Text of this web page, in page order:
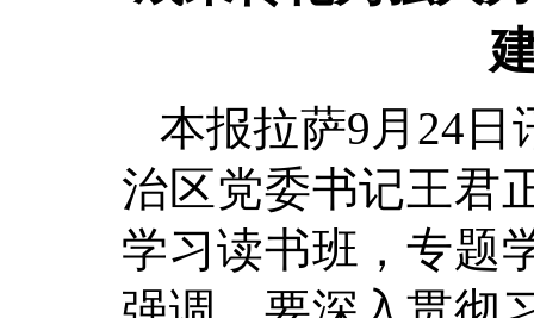
本报拉萨9月24日
治区党委书记王君
学习读书班，专题